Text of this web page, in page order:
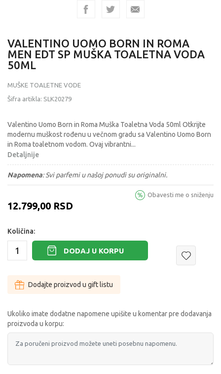
VALENTINO UOMO BORN IN ROMA
MEN EDT SP MUŠKA TOALETNA VODA
50ML
MUŠKE TOALETNE VODE
Šifra artikla: SLK20279
Valentino Uomo Born in Roma Muška Toaletna Voda 50ml Otkrijte
modernu muškost rođenu u večnom gradu sa Valentino Uomo Born
in Roma toaletnom vodom. Ovaj vibrantni...
Detaljnije
Napomena:Svi parfemi u našoj ponudi su originalni.
12.799,00 RSD
Obavesti me o sniženju
Količina:
DODAJ U KORPU
Dodajte proizvod u gift listu
Ukoliko imate dodatne napomene upišite u komentar pre dodavanja
proizvoda u korpu: